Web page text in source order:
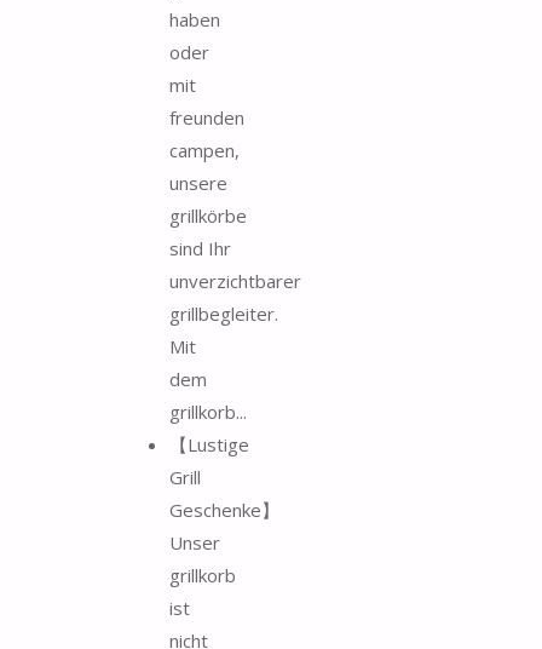
haben
oder
mit
freunden
campen,
unsere
grillkörbe
sind Ihr
unverzichtbarer
grillbegleiter.
Mit
dem
grillkorb...
【Lustige
Grill
Geschenke】
Unser
grillkorb
ist
nicht